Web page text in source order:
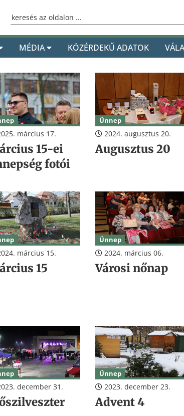
MÉDIA KÖZÉRDEKŰ ADATOK
március 17.
15-ei
fotói
Ünnep
2024. augusztus 20.
Augusztus 20
március 15.
15
Ünnep
2024. március 06.
Városi nőnap
december 31.
Ünnep
2023. december 23.
Advent 4